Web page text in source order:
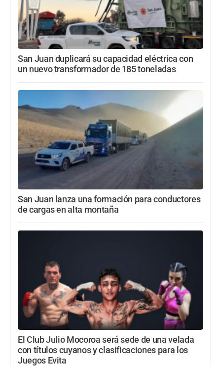
San Juan duplicará su capacidad eléctrica con
un nuevo transformador de 185 toneladas
San Juan lanza una formación para conductores
de cargas en alta montaña
El Club Julio Mocoroa será sede de una velada
con títulos cuyanos y clasificaciones para los
Juegos Evita